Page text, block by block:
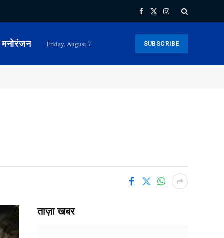
Facebook
X
Instagram
मनोरंजन Friday, August 7 SUBSCRIBE
ताज़ा खबर